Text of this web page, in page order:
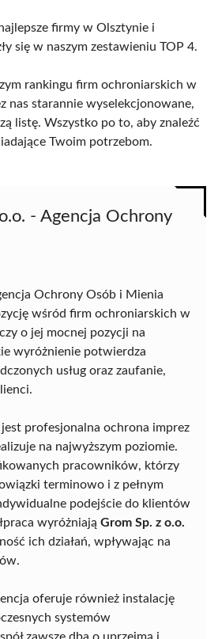
firmy w Olsztynie i
się w naszym zestawieniu TOP 4.
rankingu firm ochroniarskich w
nas starannie wyselekcjonowane,
listę. Wszystko po to, aby znaleźć
Twoim potrzebom.
- Agencja Ochrony
Ochrony Osób i Mienia
wśród firm ochroniarskich w
o jej mocnej pozycji na
wyróżnienie potwierdza
usług oraz zaufanie,
profesjonalna ochrona imprez
na najwyższym poziomie.
pracowników, którzy
terminowo i z pełnym
podejście do klientów
wyróżniają Grom Sp. z o.o.
ich działań, wpływając na
oferuje również instalację
systemów